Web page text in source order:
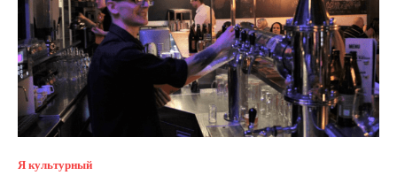
Я культурный